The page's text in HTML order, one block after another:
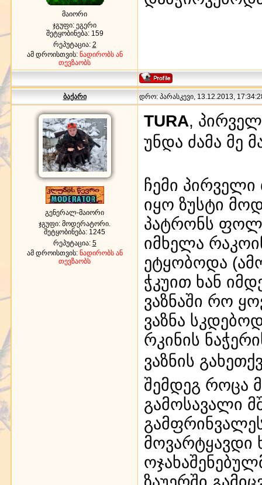
მაიორი
ჯგუფი: ეგერი
შეტყობინება: 159
რეპუტაცია: 2
ამ დროისთვის: ნადირობს ან
თევზაობს
ბაქარი დრო: პარასკევი, 13.12.2013,
გენერალ-მაიორი
ჯგუფი: მოდერატორი.
შეტყობინება: 1245
რეპუტაცია: 5
ამ დროისთვის: ნადირობს ან
თევზაობს
TURA,
უნდა ძამა მე
ჩემი
იყო ზუსტი
პატრონს
იმხელა
ეტყობოდა
ჭკუით ხან
ვაზნაში რო
ვაზნა
რკინის
ვაზნის
შემდეგ როცა
გამოსავალი